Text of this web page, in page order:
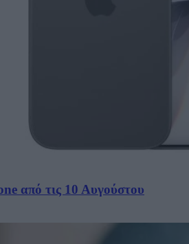
από τις 10 Αυγούστου